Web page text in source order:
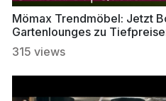
Mömax Trendmöbel: Jetzt
Gartenlounges zu
315 views